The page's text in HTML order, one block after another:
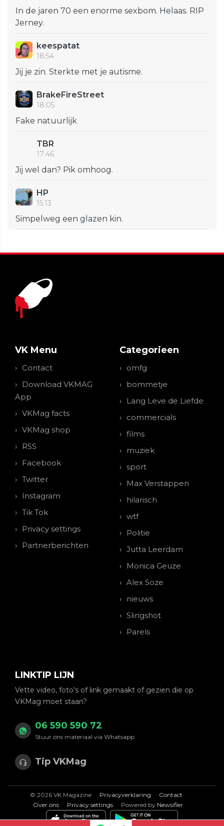
In de jaren 70 een enorme sexbom. Helaas. RIP
Jerney.
keespatat
18:54
Jij je zin. Sterkte met je autisme.
BrakeFireStreet
18:05
Fake natuurlijk
TBR
17:46
Jij wel dan? Pik omhoog.
HP
15:13
Simpelweg een glazen kin.
VK Menu
Contact
Download VKMAG
App
VKMag facts
VKMag shop
RSS
Facebook
Twitter
Instagram
Tik Tok
Privacy settings
Partnerberichten
Categorieen
omfg
bommetje
Lang Leve de Liefde
commercials
films
muziek
sport
Max Verstappen
hilarisch
wtf
Politie
Jutta Leerdam
Monica Geuze
Alex Soze
nieuws
Slingshot
Parels
LINKTIP LIJN
Vette video, foto's of link gemaakt of gezien die op
VKMag moet staan?
06 590 590 72
Stuur ons materiaal via Whatsapp
Tip VKMag
© 2026 VK Magazine Privacyverklaring
Contact
Over ons
Privacy settings Powered by Newsifier